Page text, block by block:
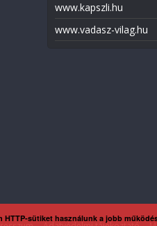
www.kapszli.hu
www.vadasz-vilag.hu
sütiket használunk a jobb